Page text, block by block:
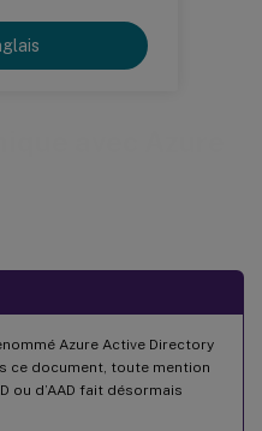
Azure Active Directory
ce document, toute mention
ou d’AAD fait désormais